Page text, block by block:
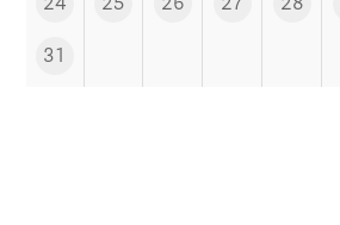
24 25 26 27 28
31